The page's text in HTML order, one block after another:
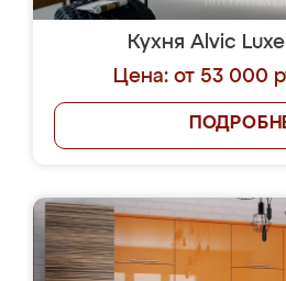
Кухня Alvic
Цена: от 53 000